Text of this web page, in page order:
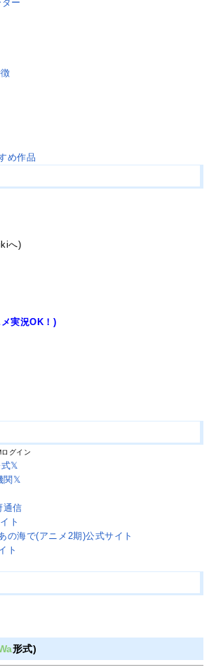
ー
め作品
へ)
実況OK！)
グイン
式𝕏
関𝕏
通信
ト
の海で(アニメ2期)公式サイト
ト
形式)